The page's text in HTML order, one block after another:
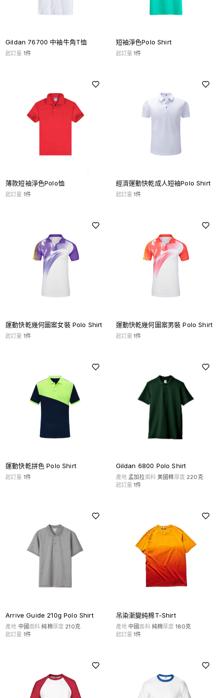
Gildan 76700 中袖牛角T恤
起訂量 1件
短袖淨色Polo Shirt
起訂量 1件
薄款短袖淨色Polo恤
起訂量 1件
經濟運動快乾成人短袖Polo Shirt
起訂量 1件
運動快乾幾何圖案女裝 Polo Shirt
起訂量 1件
運動快乾幾何圖案男裝 Polo Shirt
起訂量 1件
運動快乾拼色 Polo Shirt
起訂量 1件
Gildan 6800 Polo Shirt
產地 孟加拉面料 美國棉 厚度 220克
起訂量 1件
Arrive Guide 210g Polo Shirt
產地 中國面料 純棉厚度 210克
起訂量 1件
吊染漸變純棉T-Shirt
產地 中國面料 純棉厚度 180克
起訂量 1件